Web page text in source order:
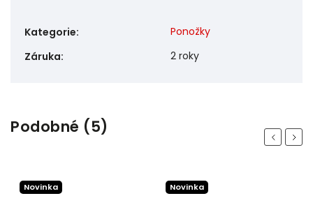
Kategorie:
Ponožky
Záruka: 2 roky
Podobné (5) Previous
Novinka Novinka
Next